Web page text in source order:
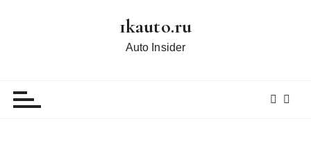
1kauto.ru
Auto Insider